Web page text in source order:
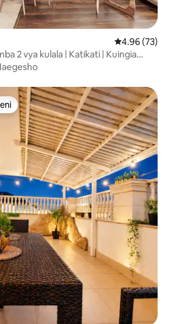
Ukadiriaji wa
4.96 (73)
2 vya kulala | Katikati | Kuingia